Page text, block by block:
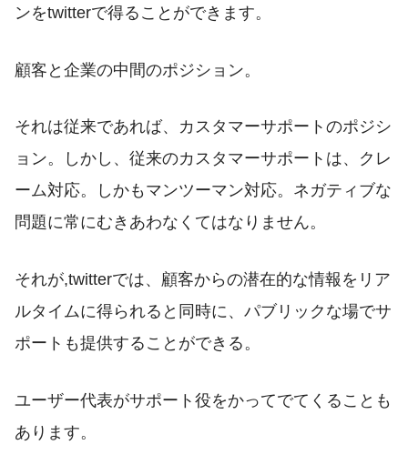
ンをtwitterで得ることができます。
顧客と企業の中間のポジション。
それは従来であれば、カスタマーサポートのポジシ
ョン。しかし、従来のカスタマーサポートは、クレ
ーム対応。しかもマンツーマン対応。ネガティブな
問題に常にむきあわなくてはなりません。
それが,twitterでは、顧客からの潜在的な情報をリア
ルタイムに得られると同時に、パブリックな場でサ
ポートも提供することができる。
ユーザー代表がサポート役をかってでてくることも
あります。